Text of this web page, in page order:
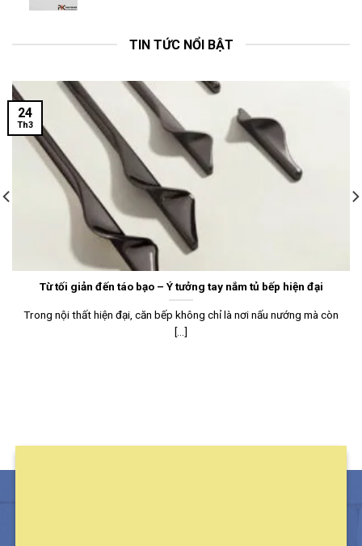
TIN TỨC NỔI BẬT
Từ tối giản đến táo bạo – Ý tưởng tay nắm tủ bếp hiện đại
Trong nội thất hiện đại, căn bếp không chỉ là nơi nấu nướng mà còn
[...]
24
Th3